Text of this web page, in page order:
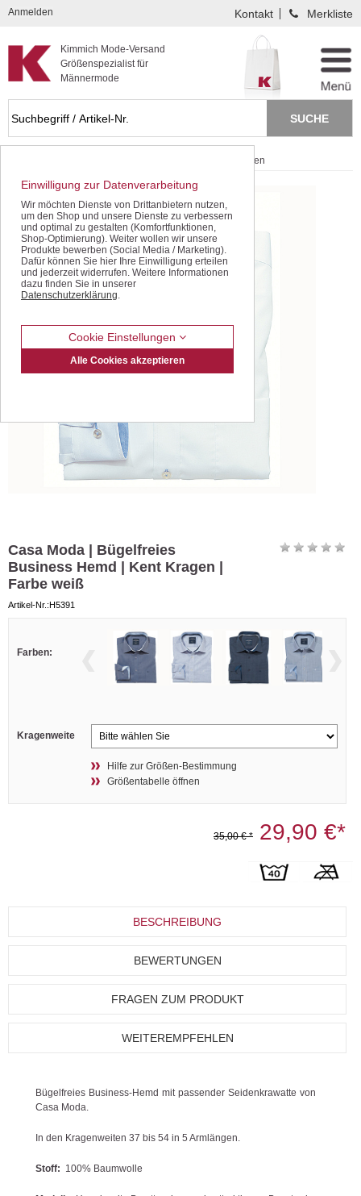
Kompletten Head der Seite überspringen
Kimmich Mode-Versand
Größenspezialist für
Männermode
Anmelden Kontakt Merkliste
Casa Moda Hemden
Casa Moda | Bügelfreies
Business Hemd | Kent Kragen |
Farbe weiß
Artikel-Nr.:H5391
Farben:
Kragenweite
Hilfe zur Größen-Bestimmung
Größentabelle öffnen
35,00 € * 29,90 €*
BESCHREIBUNG
BEWERTUNGEN
FRAGEN ZUM PRODUKT
WEITEREMPFEHLEN
Bügelfreies Business-Hemd mit passender Seidenkrawatte von
Casa Moda.
In den Kragenweiten 37 bis 54 in 5 Armlängen.
Stoff: 100% Baumwolle
Einwilligung zur Datenverarbeitung
Wir möchten Dienste von Drittanbietern nutzen,
um den Shop und unsere Dienste zu verbessern
und optimal zu gestalten (Komfortfunktionen,
Shop-Optimierung). Weiter wollen wir unsere
Produkte bewerben (Social Media / Marketing).
Dafür können Sie hier Ihre Einwilligung erteilen
und jederzeit widerrufen. Weitere Informationen
dazu finden Sie in unserer
Datenschutzerklärung.
Cookie Einstellungen
Alle Cookies akzeptieren